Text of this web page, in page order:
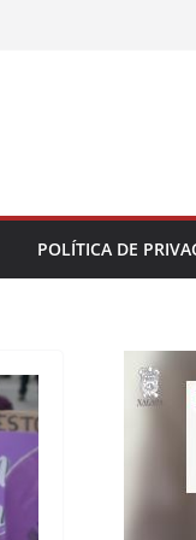
POLÍTICA DE